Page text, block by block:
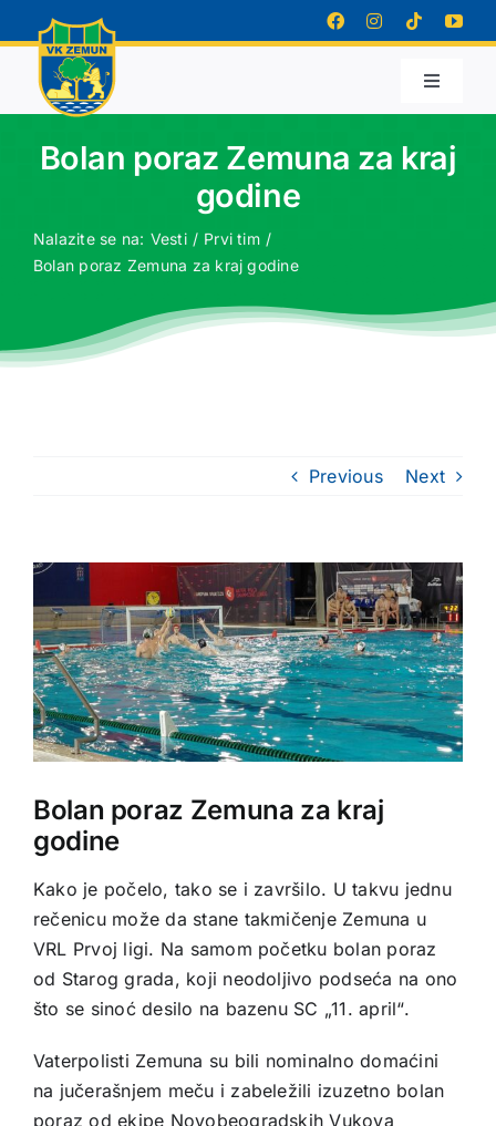
to
content
Toggle
Prvi tim
Partneri
Kontakt
Bolan poraz Zemuna za kraj
godine
Nalazite se na: Vesti
Prvi tim
Bolan poraz Zemuna za kraj godine
Previous Next
View
Larger
Image
Bolan poraz Zemuna za kraj
godine
Kako je počelo, tako se i završilo. U takvu jednu
rečenicu može da stane takmičenje Zemuna u
VRL Prvoj ligi. Na samom početku bolan poraz
od Starog grada, koji neodoljivo podseća na ono
što se sinoć desilo na bazenu SC „11. april“.
Vaterpolisti Zemuna su bili nominalno domaćini
na jučerašnjem meču i zabeležili izuzetno bolan
poraz od ekipe Novobeogradskih Vukova